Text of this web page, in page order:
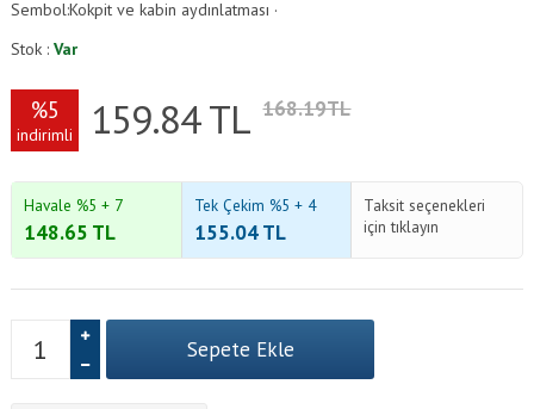
Sembol:Kokpit ve kabin aydınlatması ·
Stok :Var
%5
indirimli 159.84TL 168.19TL
Havale %5 + 7
148.65 TL
Tek Çekim %5 + 4
155.04TL
Taksit seçenekleri
için tıklayın